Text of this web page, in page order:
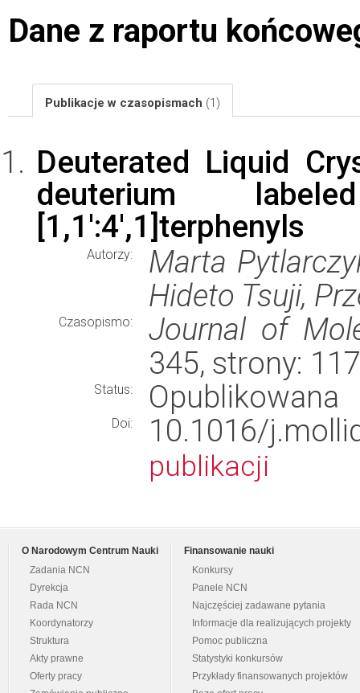
Dane z raportu
Publikacje w czasopismach (1)
Deuterated Liquid
deuterium
[1,1':4',1]terphenyls
Autorzy:
Marta
Hideto Tsuji,
Czasopismo:
Journal of
345, strony:
Status: Opublikowana
Doi: 10.1016/
publikacji
O Narodowym Centrum Nauki
Zadania NCN
Dyrekcja
Rada NCN
Koordynatorzy
Struktura
Akty prawne
Oferty pracy
Finansowanie nauki
Konkursy
Panele NCN
Najczęściej zadawane pytania
Informacje dla realizujących projekty
Pomoc publiczna
Statystyki konkursów
Przykłady finansowanych projektów